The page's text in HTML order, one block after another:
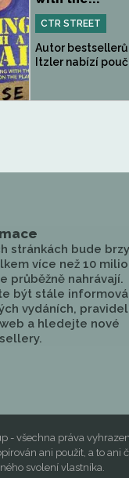
CTR STREET
Autor bestsellerů
Itzler nabízí
stránkách bude
více než 10
průběžně nahrávají.
být stále
vydáních,
a hledejte nové
- všechna práva
ani použit, a to ani
svolení vlastníka.